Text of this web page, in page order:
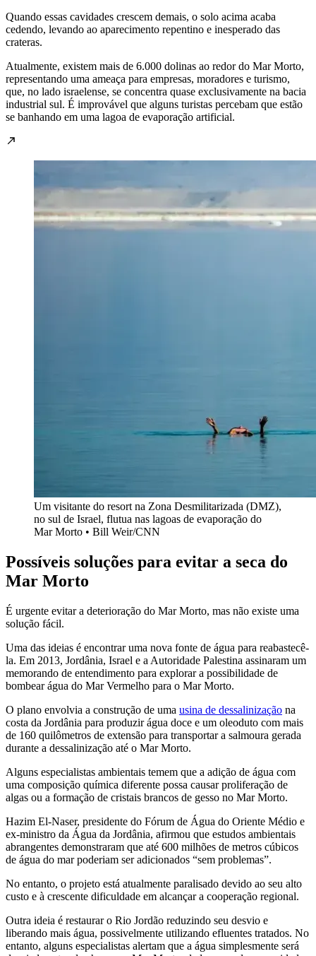
Quando essas cavidades crescem demais, o solo acima acaba
cedendo, levando ao aparecimento repentino e inesperado das
crateras.
Atualmente, existem mais de 6.000 dolinas ao redor do Mar Morto,
representando uma ameaça para empresas, moradores e turismo,
que, no lado israelense, se concentra quase exclusivamente na bacia
industrial sul. É improvável que alguns turistas percebam que estão
se banhando em uma lagoa de evaporação artificial.
Um visitante do resort na Zona Desmilitarizada (DMZ),
no sul de Israel, flutua nas lagoas de evaporação do
Mar Morto • Bill Weir/CNN
Possíveis soluções para evitar a seca do
Mar Morto
É urgente evitar a deterioração do Mar Morto, mas não existe uma
solução fácil.
Uma das ideias é encontrar uma nova fonte de água para reabastecê-
la. Em 2013, Jordânia, Israel e a Autoridade Palestina assinaram um
memorando de entendimento para explorar a possibilidade de
bombear água do Mar Vermelho para o Mar Morto.
O plano envolvia a construção de uma usina de dessalinização na
costa da Jordânia para produzir água doce e um oleoduto com mais
de 160 quilômetros de extensão para transportar a salmoura gerada
durante a dessalinização até o Mar Morto.
Alguns especialistas ambientais temem que a adição de água com
uma composição química diferente possa causar proliferação de
algas ou a formação de cristais brancos de gesso no Mar Morto.
Hazim El-Naser, presidente do Fórum de Água do Oriente Médio e
ex-ministro da Água da Jordânia, afirmou que estudos ambientais
abrangentes demonstraram que até 600 milhões de metros cúbicos
de água do mar poderiam ser adicionados “sem problemas”.
No entanto, o projeto está atualmente paralisado devido ao seu alto
custo e à crescente dificuldade em alcançar a cooperação regional.
Outra ideia é restaurar o Rio Jordão reduzindo seu desvio e
liberando mais água, possivelmente utilizando efluentes tratados. No
entanto, alguns especialistas alertam que a água simplesmente será